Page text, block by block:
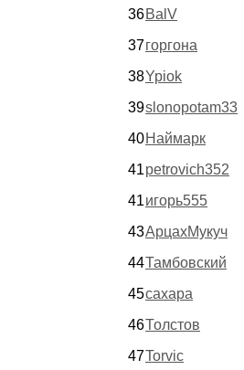
36BalV
37горгона
38Ypiok
39slonopotam33
40Наймарк
41petrovich352
41игорь555
43АрцахМукуч
44Тамбовский
45сахара
46Толстов
47Torvic